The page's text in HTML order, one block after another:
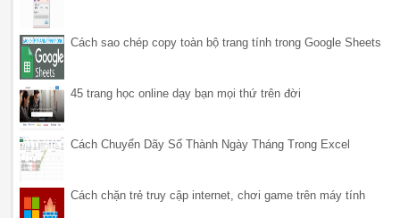
Cách sao chép copy toàn bộ trang tính trong Google Sheets
45 trang học online dạy bạn mọi thứ trên đời
Cách Chuyển Dãy Số Thành Ngày Tháng Trong Excel
Cách chặn trẻ truy cập internet, chơi game trên máy tính